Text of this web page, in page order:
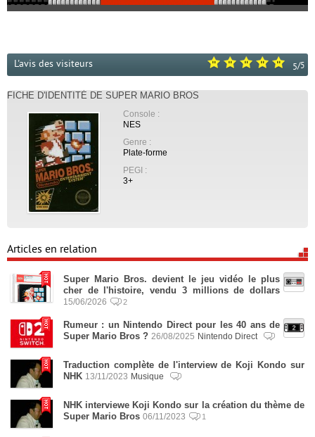
5/5
L'avis des visiteurs
FICHE D'IDENTITÉ DE SUPER MARIO BROS
Console :
NES
Genre :
Plate-forme
PEGI :
3+
Articles en relation
Super Mario Bros. devient le jeu vidéo le plus
cher de l'histoire, vendu 3 millions de dollars
15/06/2026 2
Rumeur : un Nintendo Direct pour les 40 ans de
Super Mario Bros ? 26/08/2025 Nintendo Direct
Traduction complète de l'interview de Koji Kondo sur
NHK 13/11/2023 Musique
NHK interviewe Koji Kondo sur la création du thème de
Super Mario Bros 06/11/2023 1